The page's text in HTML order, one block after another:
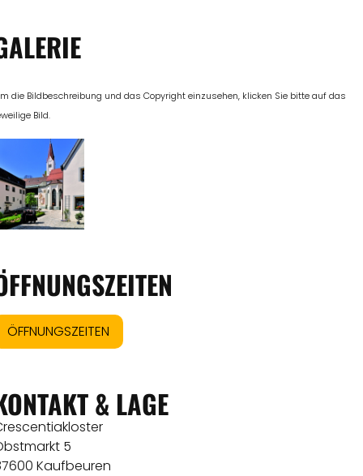
die Bildbeschreibung und das Copyright einzusehen, klicken Sie bitte auf das
Bild.
ÖFFNUNGSZEITEN
& LAGE
5
Kaufbeuren